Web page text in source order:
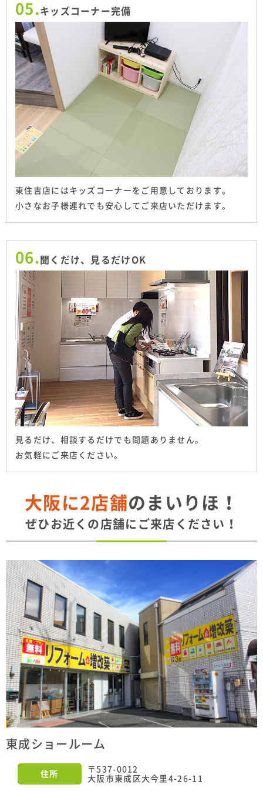
05.キッズコーナー完備
東住吉店にはキッズコーナーをご用意しております。
小さなお子様連れでも安心してご来店いただけます。
06. 聞くだけ、見るだけOK
見るだけ、相談するだけでも問題ありません。
お気軽にご来店ください。
大阪に2店舗のまいりほ！
ぜひお近くの店舗にご来店ください！
東成ショールーム
住所
〒537-0012
大阪市東成区大今里4-26-11